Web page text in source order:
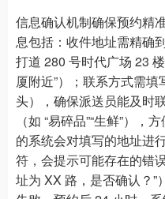
信息确认机制确保预约精
息包括：收件地址需精确
打道 280 号时代广场 23
厦附近”）；联系方式需
头），确保派送员能及时
（如 “易碎品”“生鲜”）
的系统会对填写的地址进
符，会提示可能存在的错
址为 XX 路，是否确认？”